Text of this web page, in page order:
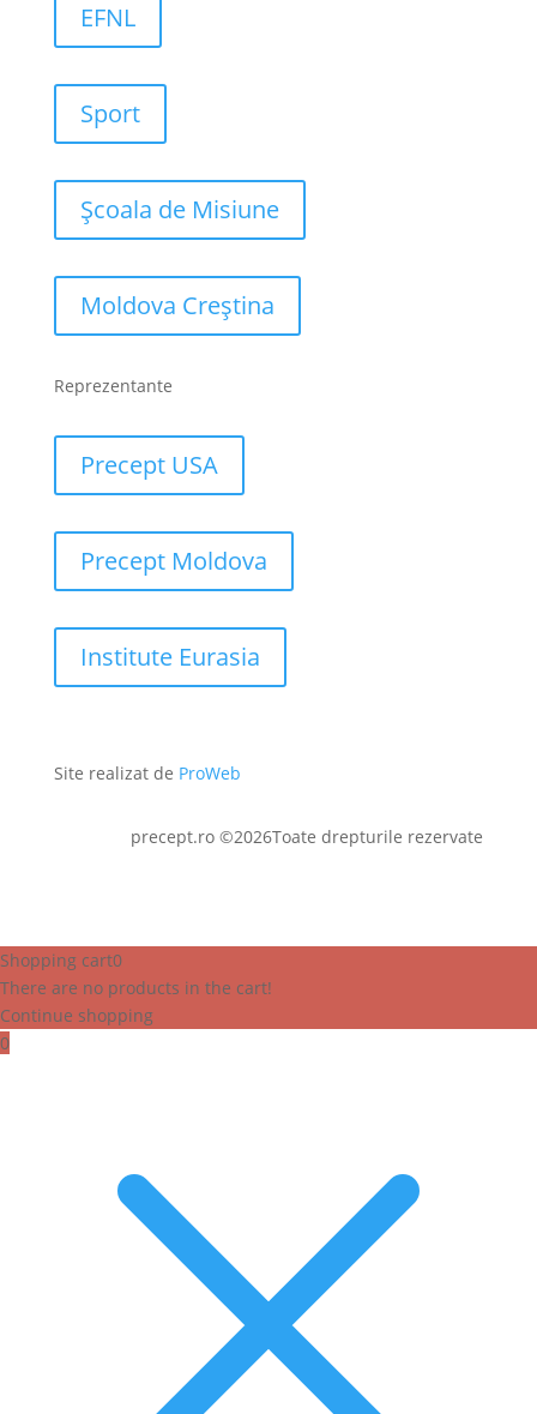
EFNL
Sport
Școala de Misiune
Moldova Creștina
Reprezentante
Precept USA
Precept Moldova
Institute Eurasia
Site realizat de ProWeb
precept.ro ©2026Toate drepturile rezervate
Shopping cart0
There are no products in the cart!
Continue shopping
0